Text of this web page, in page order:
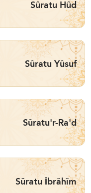
Sûratu Hûd
Sûratu Yûsuf
Sûratu'r-Ra'd
Sûratu İbrâhîm